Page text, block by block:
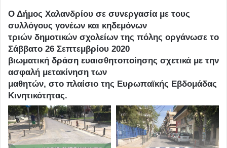
Ο Δήμος Χαλανδρίου σε συνεργασία με τους
συλλόγους γονέων και κηδεμόνων
τριών δημοτικών σχολείων της πόλης οργάνωσε το
Σάββατο 26 Σεπτεμβρίου 2020
βιωματική δράση ευαισθητοποίησης σχετικά με την
ασφαλή μετακίνηση των
μαθητών, στο πλαίσιο της Ευρωπαϊκής Εβδομάδας
Κινητικότητας.